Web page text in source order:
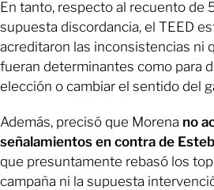
En tanto, respecto al recuento de
supuesta discordancia, el TEED
acreditaron las inconsistencias ni
fueran determinantes como para
elección o cambiar el sentido del
Además, precisó que Morena no
señalamientos en contra de
que presuntamente rebasó los
campaña ni la supuesta